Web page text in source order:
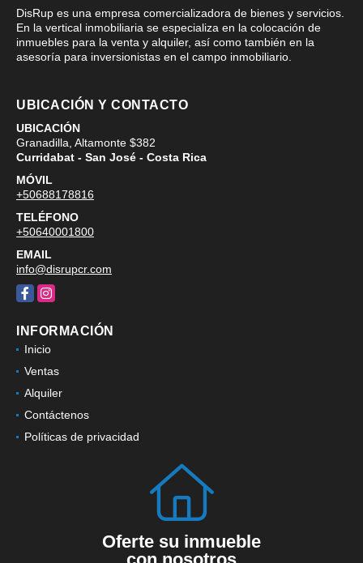
DisRup es una empresa comercializadora de bienes y servicios.
En la vertical inmobiliaria se especializa en la colocación de
inmuebles para la venta y alquiler, así como también en la
asesoría para inversionistas en el campo inmobiliario.
UBICACIÓN Y CONTACTO
UBICACIÓN
Granadilla, Altamonte $382
Curridabat - San José - Costa Rica
MÓVIL
+50688178816
TELÉFONO
+50640001800
EMAIL
info@disrupcr.com
FacebookInstagram
INFORMACIÓN
Inicio
Ventas
Alquiler
Contáctenos
Políticas de privacidad
Oferte su inmueble